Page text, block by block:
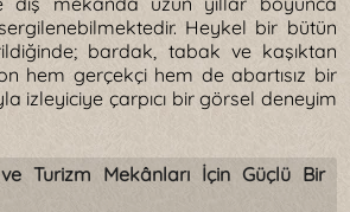
Heykel bir bütün
bardak, tabak ve kaşıktan
hem gerçekçi hem de abartısız bir
izleyiciye çarpıcı bir görsel deneyim
Turizm Mekânları İçin Güçlü Bir